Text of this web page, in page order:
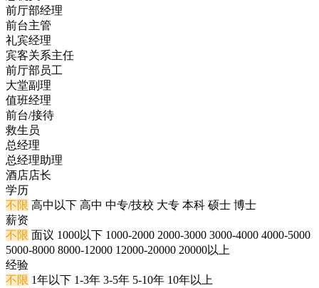
前厅部经理
前台主管
礼宾经理
宾客关系主任
前厅部员工
大堂副理
值班经理
前台/接待
救生员
总经理
总经理助理
酒店店长
学历
不限 高中以下 高中 中专/技校 大专 本科 硕士 博士
薪资
不限 面议 1000以下 1000-2000 2000-3000 3000-4000 4000-5000
5000-8000 8000-12000 12000-20000 20000以上
经验
不限 1年以下 1-3年 3-5年 5-10年 10年以上